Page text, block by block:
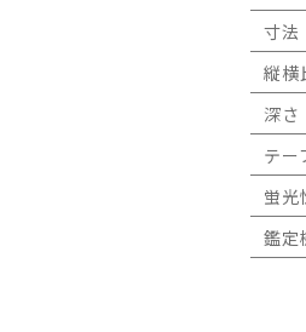
寸法
縦横
深さ
テー
蛍光
鑑定